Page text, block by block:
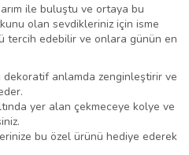
ile buluştu ve ortaya bu
olan sevdikleriniz için isme
tercih edebilir ve onlara günün en
dekoratif anlamda zenginleştirir ve
yer alan çekmeceye kolye ve
bu özel ürünü hediye ederek